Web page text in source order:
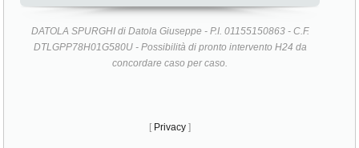
DATOLA SPURGHI di Datola Giuseppe - P.I. 01155150863 - C.F.
DTLGPP78H01G580U - Possibilità di pronto intervento H24 da
concordare caso per caso.
[ Privacy ]